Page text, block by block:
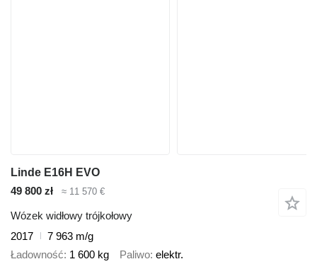
Linde E16H EVO
49 800 zł
≈ 11 570 €
Wózek widłowy trójkołowy
2017
7 963 m/g
Ładowność 1 600 kg Paliwo elektr.